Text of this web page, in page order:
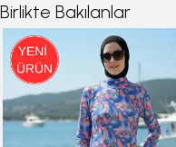
Birlikte Bakılanlar